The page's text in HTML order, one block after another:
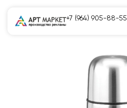
+7 (964) 905-88-55